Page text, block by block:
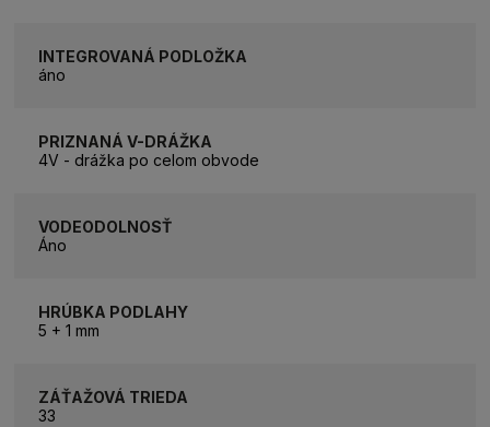
INTEGROVANÁ PODLOŽKA
áno
PRIZNANÁ V-DRÁŽKA
4V - drážka po celom obvode
VODEODOLNOSŤ
Áno
HRÚBKA PODLAHY
5 + 1 mm
ZÁŤAŽOVÁ TRIEDA
33